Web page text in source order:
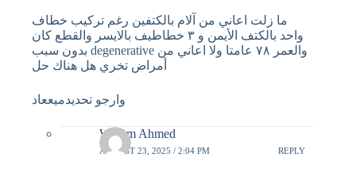
ما زلت اعاني من آلام بالكتفين رغم تركيب خطاف
واحد بالكتف الأيمن و ٣ خطاطيف بالايسر والقطع كان
بدون سبب degenerative والعمر ٧٨ عامتا ولا اعاني من
أمراض تخري هل هناك حل
وارجو تحديدميععاد
Wesam Ahmed
AUGUST 23, 2025 / 2:04 PM REPLY